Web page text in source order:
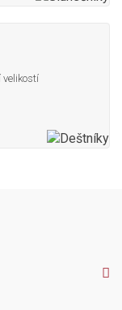
velikostí